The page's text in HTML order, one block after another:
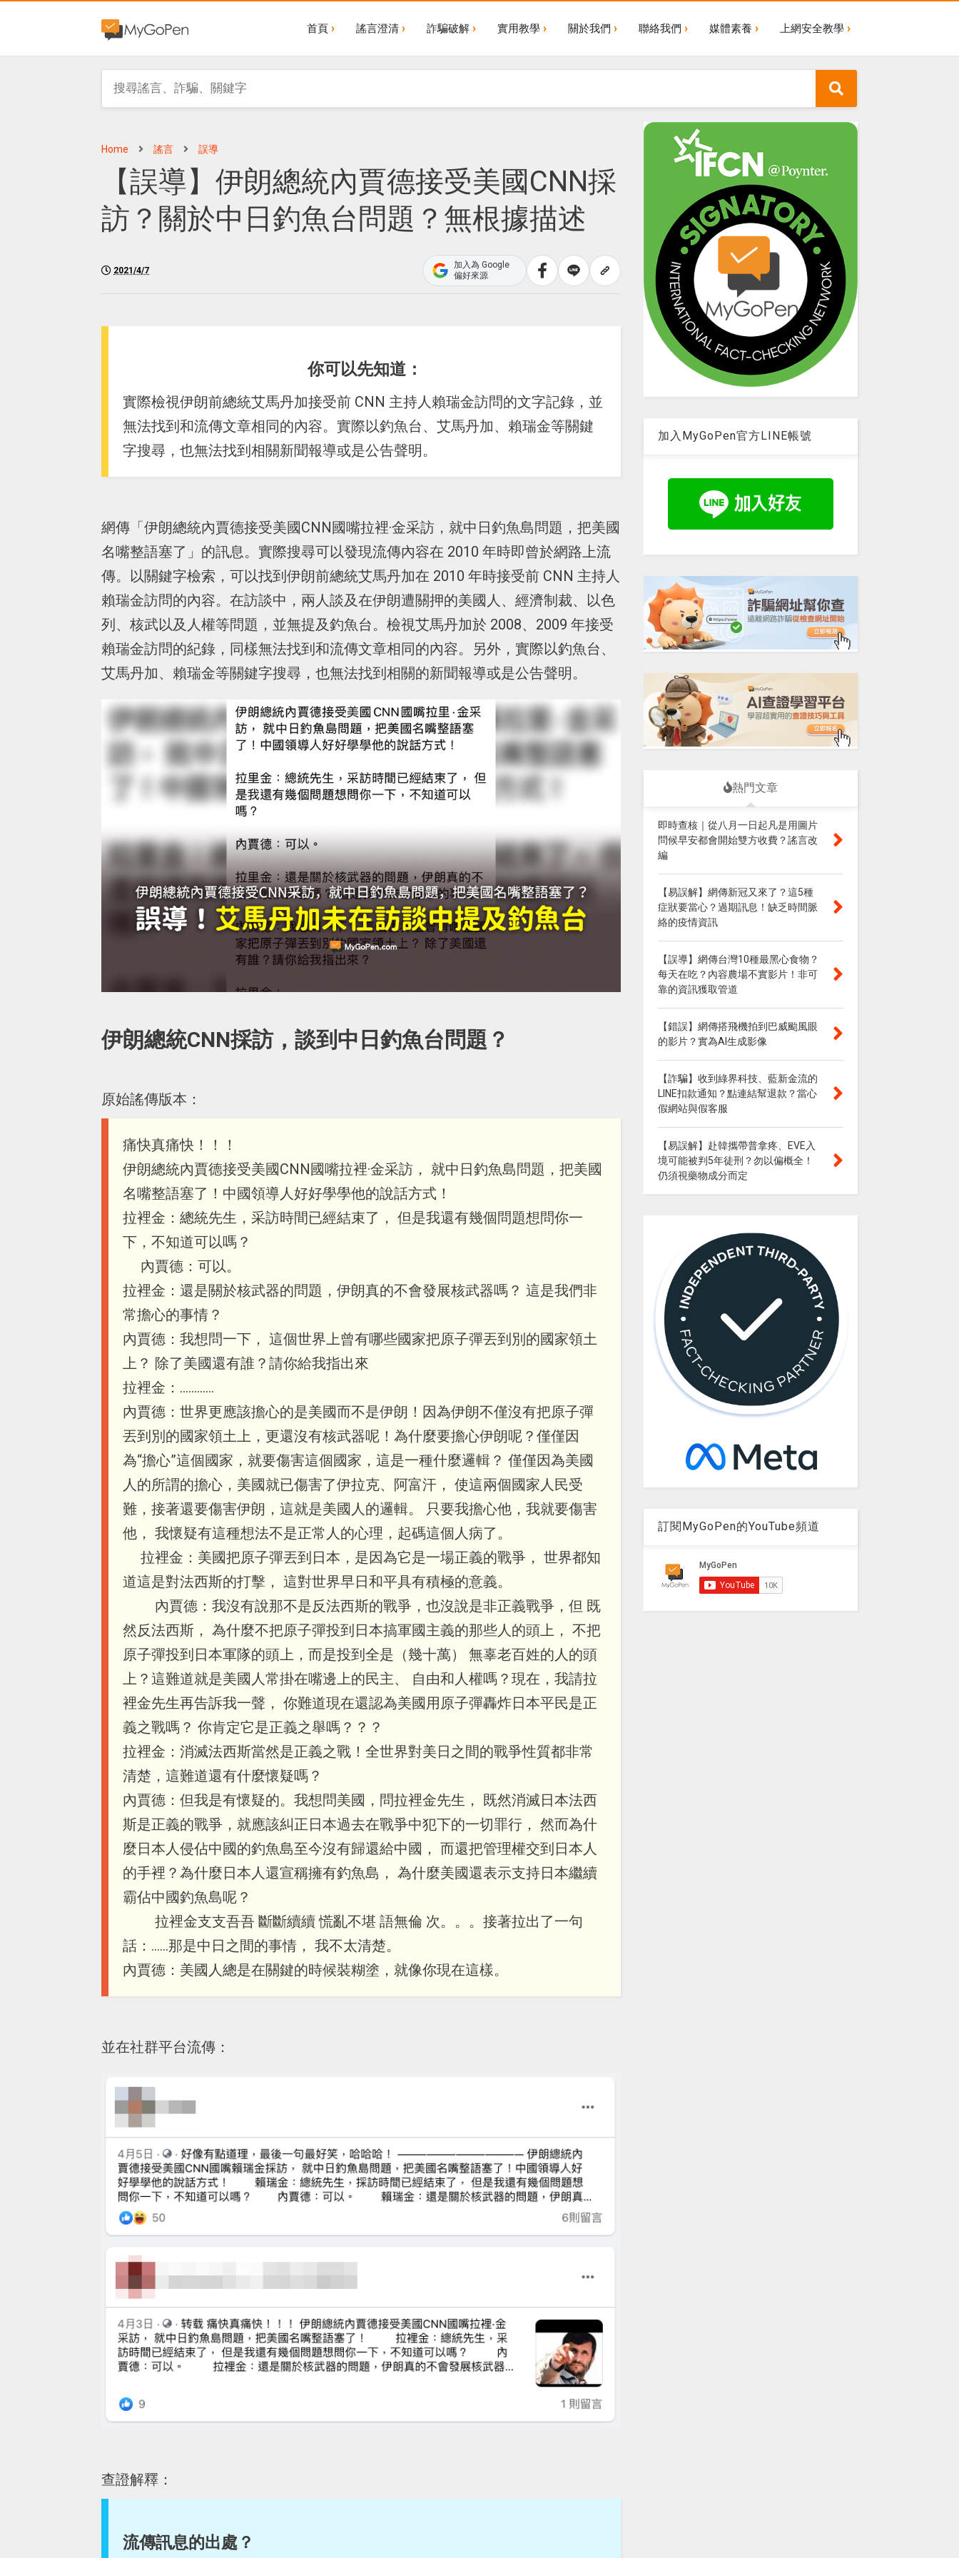
首頁 謠言澄清 詐騙破解 實用教學 關於我們 聯絡我們 媒體素養 上網安全教學
Home 謠言 誤導
【誤導】伊朗總統內賈德接受美國CNN採
訪？關於中日釣魚台問題？無根據描述
2021/4/7
加入為 Google
偏好來源
你可以先知道：
實際檢視伊朗前總統艾馬丹加接受前 CNN 主持人賴瑞金訪問的文字記錄，並
無法找到和流傳文章相同的內容。實際以釣魚台、艾馬丹加、賴瑞金等關鍵
字搜尋，也無法找到相關新聞報導或是公告聲明。
網傳「伊朗總統內賈德接受美國CNN國嘴拉裡·金采訪，就中日釣魚島問題，把美國
名嘴整語塞了」的訊息。實際搜尋可以發現流傳內容在 2010 年時即曾於網路上流
傳。以關鍵字檢索，可以找到伊朗前總統艾馬丹加在 2010 年時接受前 CNN 主持人
賴瑞金訪問的內容。在訪談中，兩人談及在伊朗遭關押的美國人、經濟制裁、以色
列、核武以及人權等問題，並無提及釣魚台。檢視艾馬丹加於 2008、2009 年接受
賴瑞金訪問的紀錄，同樣無法找到和流傳文章相同的內容。另外，實際以釣魚台、
艾馬丹加、賴瑞金等關鍵字搜尋，也無法找到相關的新聞報導或是公告聲明。
伊朗總統CNN採訪，談到中日釣魚台問題？
原始謠傳版本：
痛快真痛快！！！
伊朗總統內賈德接受美國CNN國嘴拉裡·金采訪， 就中日釣魚島問題，把美國
名嘴整語塞了！中國領導人好好學學他的說話方式！
拉裡金：總統先生，采訪時間已經結束了， 但是我還有幾個問題想問你一
下，不知道可以嗎？
內賈德：可以。
拉裡金：還是關於核武器的問題，伊朗真的不會發展核武器嗎？ 這是我們非
常擔心的事情？
內賈德：我想問一下， 這個世界上曾有哪些國家把原子彈丟到別的國家領土
上？ 除了美國還有誰？請你給我指出來
拉裡金：…………
內賈德：世界更應該擔心的是美國而不是伊朗！因為伊朗不僅沒有把原子彈
丟到別的國家領土上，更還沒有核武器呢！為什麼要擔心伊朗呢？僅僅因
為“擔心”這個國家，就要傷害這個國家，這是一種什麼邏輯？ 僅僅因為美國
人的所謂的擔心，美國就已傷害了伊拉克、阿富汗， 使這兩個國家人民受
難，接著還要傷害伊朗，這就是美國人的邏輯。 只要我擔心他，我就要傷害
他， 我懷疑有這種想法不是正常人的心理，起碼這個人病了。
拉裡金：美國把原子彈丟到日本，是因為它是一場正義的戰爭， 世界都知
道這是對法西斯的打擊， 這對世界早日和平具有積極的意義。
內賈德：我沒有說那不是反法西斯的戰爭，也沒說是非正義戰爭，但 既
然反法西斯， 為什麼不把原子彈投到日本搞軍國主義的那些人的頭上， 不把
原子彈投到日本軍隊的頭上，而是投到全是（幾十萬） 無辜老百姓的人的頭
上？這難道就是美國人常掛在嘴邊上的民主、 自由和人權嗎？現在，我請拉
裡金先生再告訴我一聲， 你難道現在還認為美國用原子彈轟炸日本平民是正
義之戰嗎？ 你肯定它是正義之舉嗎？？？
拉裡金：消滅法西斯當然是正義之戰！全世界對美日之間的戰爭性質都非常
清楚，這難道還有什麼懷疑嗎？
內賈德：但我是有懷疑的。我想問美國，問拉裡金先生， 既然消滅日本法西
斯是正義的戰爭，就應該糾正日本過去在戰爭中犯下的一切罪行， 然而為什
麼日本人侵佔中國的釣魚島至今沒有歸還給中國， 而還把管理權交到日本人
的手裡？為什麼日本人還宣稱擁有釣魚島， 為什麼美國還表示支持日本繼續
霸佔中國釣魚島呢？
拉裡金支支吾吾 斷斷續續 慌亂不堪 語無倫 次。。。接著拉出了一句
話：......那是中日之間的事情， 我不太清楚。
內賈德：美國人總是在關鍵的時候裝糊塗，就像你現在這樣。
並在社群平台流傳：
查證解釋：
流傳訊息的出處？
加入MyGoPen官方LINE帳號
熱門文章
即時查核｜從八月一日起凡是用圖片
問候早安都會開始雙方收費？謠言改
編
【易誤解】網傳新冠又來了？這5種
症狀要當心？過期訊息！缺乏時間脈
絡的疫情資訊
【誤導】網傳台灣10種最黑心食物？
每天在吃？內容農場不實影片！非可
靠的資訊獲取管道
【錯誤】網傳搭飛機拍到巴威颱風眼
的影片？實為AI生成影像
【詐騙】收到綠界科技、藍新金流的
LINE扣款通知？點連結幫退款？當心
假網站與假客服
【易誤解】赴韓攜帶普拿疼、EVE入
境可能被判5年徒刑？勿以偏概全！
仍須視藥物成分而定
訂閱MyGoPen的YouTube頻道